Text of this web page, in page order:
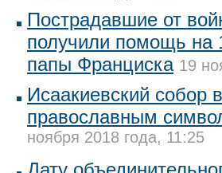
Пострадавшие от
получили помощь на
папы Франциска 19
Исаакиевский собор
православным
ноября 2018 года, 11:25